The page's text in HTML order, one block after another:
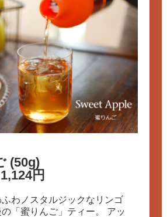
(50g)
円
わノスタルジックなリンゴ
「蜜りんご」ティー。 アッ